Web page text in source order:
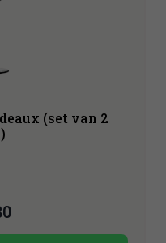
(set van 2